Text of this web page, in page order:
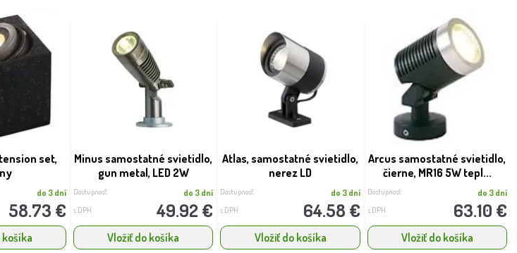
set,
do 3 dní
58.73 €
Minus samostatné svietidlo,
gun metal, LED 2W
Dostupnosť: do 3 dní
s DPH 49.92 €
Vložiť do košíka
Atlas, samostatné svietidlo,
nerez LD
Dostupnosť: do 3 dní
s DPH 64.58 €
Vložiť do košíka
Arcus samostatné svietidlo,
čierne, MR16 5W tepl...
Dostupnosť: do 3 dní
s DPH 63.10 €
Vložiť do košíka